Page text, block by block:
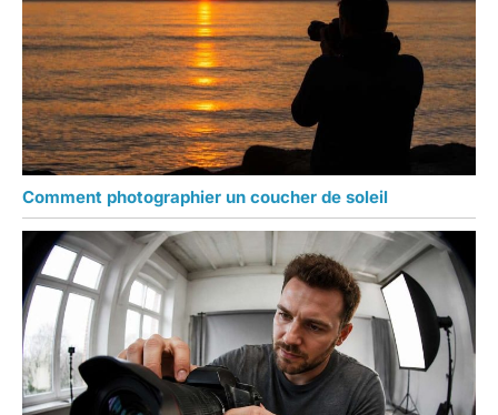
Comment photographier un coucher de soleil